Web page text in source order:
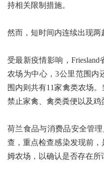
持相关限制措施。
然而，短时间内连续出现两
受最新疫情影响，
农场为中心，3公里范围内
围内则共有11家禽类农场
禁止家禽、禽类粪便以及鸡
荷兰食品与消费品安全管
查，重点检查感染发现前
姆农场，以确认是否存在所